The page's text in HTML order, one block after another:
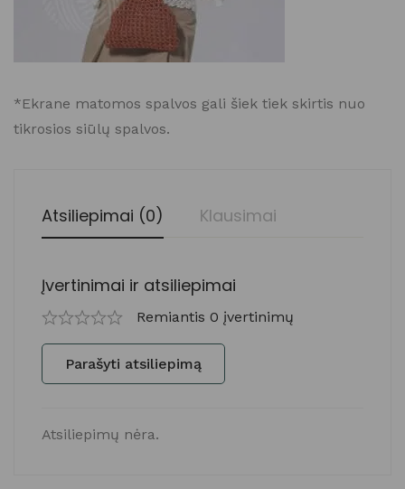
*Ekrane matomos spalvos gali šiek tiek skirtis nuo
tikrosios siūlų spalvos.
Atsiliepimai (0) Klausimai
Įvertinimai ir atsiliepimai
Remiantis 0 įvertinimų
Parašyti atsiliepimą
Atsiliepimų nėra.